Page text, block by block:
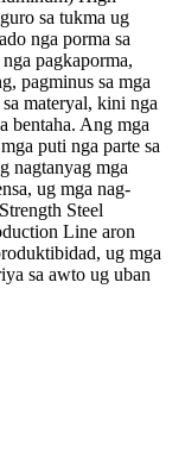
sa tukma ug
nga porma sa
pagkaporma,
pagminus sa mga
materyal, kini nga
bentaha. Ang mga
puti nga parte sa
nagtanyag mga
ug mga nag-
Steel
Line aron
ug mga
sa awto ug uban